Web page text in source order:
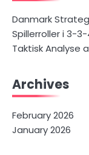
Danmark
Spillerroller i 3-
Taktisk Analyse
Archives
February 2026
January 2026